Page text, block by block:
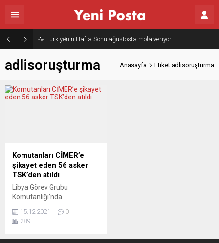
Türkiye’nin Hafta Sonu ağustosta mola veriyor
adlisoruşturma Anasayfa Etiket:adlisoruşturma
Komutanları CİMER’e
şikayet eden 56 asker
TSK’den atıldı
Libya Görev Grubu
Komutanlığı’nda
çavuş, mobbing
suçlamasıyla
15.12.2021
0
289